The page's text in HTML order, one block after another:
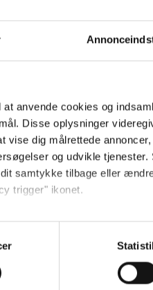
anvende cookies og
Disse oplysninger
vise dig målrettede
og udvikle
samtykke tilbage eller
trigger" ikonet.
for at kunne levere og
til at at optimere dit besøg